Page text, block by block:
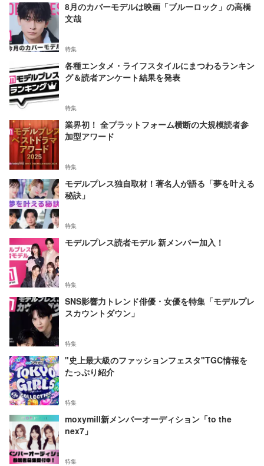
8月のカバーモデルは映画「ブルーロック」の高橋
文哉
特集
各種エンタメ・ライフスタイルにまつわるランキン
グ＆読者アンケート結果を発表
特集
業界初！ 全プラットフォーム横断の大規模読者参
加型アワード
特集
モデルプレス独自取材！著名人が語る「夢を叶える
秘訣」
特集
モデルプレス読者モデル 新メンバー加入！
特集
SNS影響力トレンド俳優・女優を特集「モデルプレ
スカウントダウン」
特集
"史上最大級のファッションフェスタ"TGC情報を
たっぷり紹介
特集
moxymill新メンバーオーディション「to the
nex7」
特集